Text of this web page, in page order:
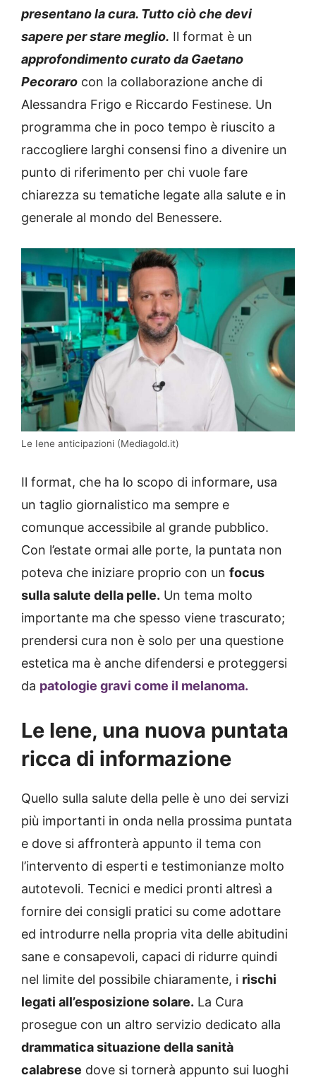
presentano la cura. Tutto ciò che devi
sapere per stare meglio. Il format è un
approfondimento curato da Gaetano
Pecoraro con la collaborazione anche di
Alessandra Frigo e Riccardo Festinese. Un
programma che in poco tempo è riuscito a
raccogliere larghi consensi fino a divenire un
punto di riferimento per chi vuole fare
chiarezza su tematiche legate alla salute e in
generale al mondo del Benessere.
Le Iene anticipazioni (Mediagold.it)
Il format, che ha lo scopo di informare, usa
un taglio giornalistico ma sempre e
comunque accessibile al grande pubblico.
Con l’estate ormai alle porte, la puntata non
poteva che iniziare proprio con un focus
sulla salute della pelle. Un tema molto
importante ma che spesso viene trascurato;
prendersi cura non è solo per una questione
estetica ma è anche difendersi e proteggersi
da patologie gravi come il melanoma.
Le Iene, una nuova puntata
ricca di informazione
Quello sulla salute della pelle è uno dei servizi
più importanti in onda nella prossima puntata
e dove si affronterà appunto il tema con
l’intervento di esperti e testimonianze molto
autotevoli. Tecnici e medici pronti altresì a
fornire dei consigli pratici su come adottare
ed introdurre nella propria vita delle abitudini
sane e consapevoli, capaci di ridurre quindi
nel limite del possibile chiaramente, i rischi
legati all’esposizione solare. La Cura
prosegue con un altro servizio dedicato alla
drammatica situazione della sanità
calabrese dove si tornerà appunto sui luoghi